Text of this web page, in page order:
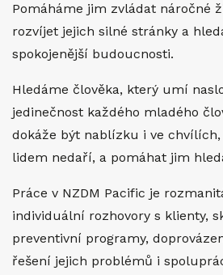
Pomáháme jim zvládat náročné
rozvíjet jejich silné stránky a
spokojenější budoucnosti.
Hledáme člověka, který umí
jedinečnost každého mladého
dokáže být nablízku i ve
lidem nedaří, a pomáhat jim
Práce v NZDM Pacific je
individuální rozhovory s klienty,
preventivní programy,
řešení jejich problémů i